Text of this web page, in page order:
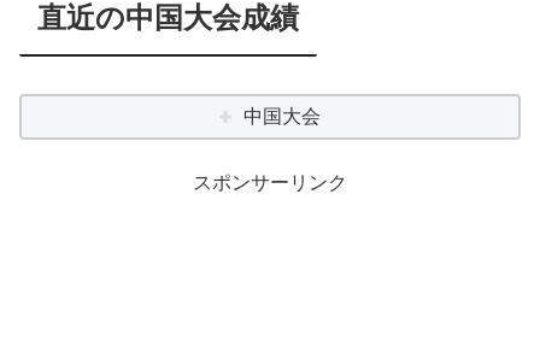
直近の中国大会成績
中国大会
スポンサーリンク